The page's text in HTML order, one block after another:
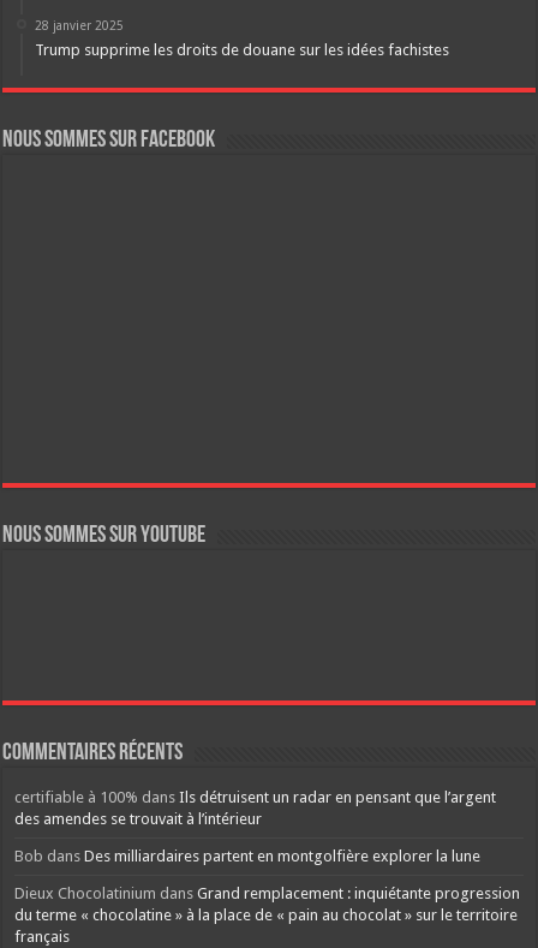
28 janvier 2025
Trump supprime les droits de douane sur les idées fachistes
Nous sommes sur FaceBook
Nous sommes sur YouTube
Commentaires récents
certifiable à 100% dansIls détruisent un radar en pensant que l’argent
des amendes se trouvait à l’intérieur
Bob dansDes milliardaires partent en montgolfière explorer la lune
Dieux Chocolatinium dansGrand remplacement : inquiétante progression
du terme « chocolatine » à la place de « pain au chocolat » sur le territoire
français